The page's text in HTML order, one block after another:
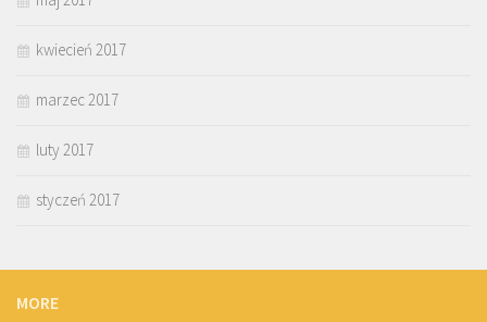
kwiecień 2017
marzec 2017
luty 2017
styczeń 2017
MORE